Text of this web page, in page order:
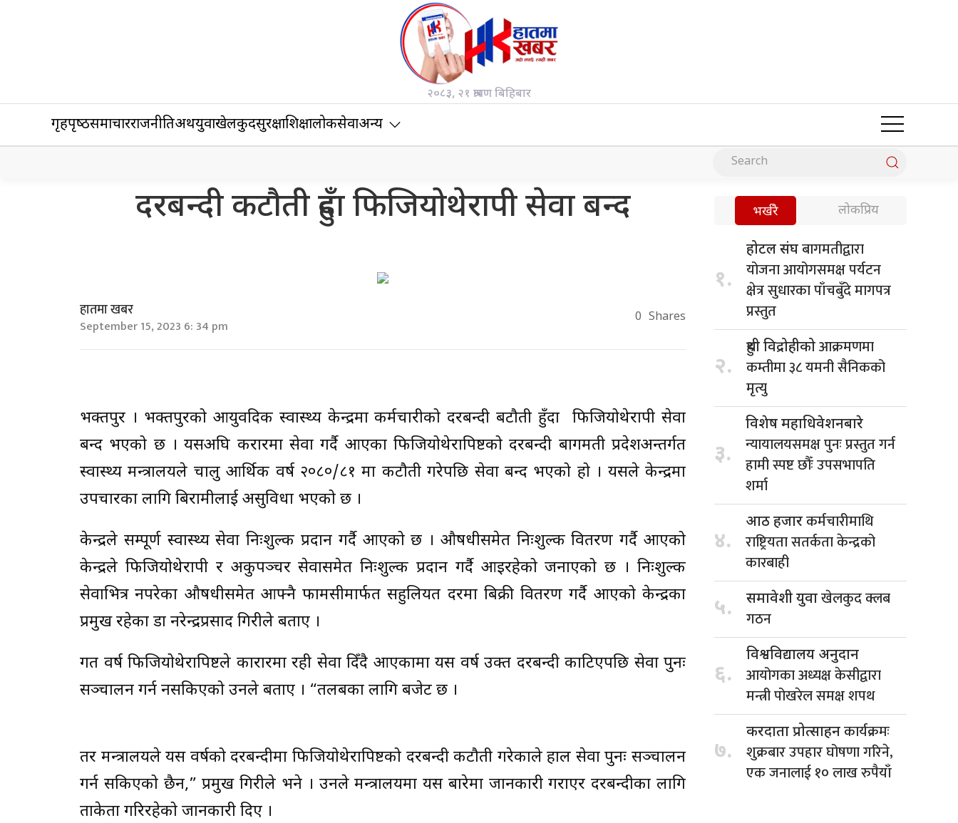
२०८३, २१ श्रावण बिहिबार
गृहपृष्‍ठसमाचारराजनीतिअर्थयुवाखेलकुदसुरक्षाशिक्षालोकसेवाअन्य
दरबन्दी कटौती हुँदा फिजियोथेरापी सेवा बन्द
हातमा खबर
September 15, 2023 6: 34 pm 0 Shares
भक्तपुर । भक्तपुरको आयुर्वेदिक स्वास्थ्य केन्द्रमा कर्मचारीको दरबन्दी बटौती हुँदा फिजियोथेरापी सेवा
बन्द भएको छ । यसअघि करारमा सेवा गर्दै आएका फिजियोथेरापिष्टको दरबन्दी बागमती प्रदेशअन्तर्गत
स्वास्थ्य मन्त्रालयले चालु आर्थिक वर्ष २०८०/८१ मा कटौती गरेपछि सेवा बन्द भएको हो । यसले केन्द्रमा
उपचारका लागि बिरामीलाई असुविधा भएको छ ।
केन्द्रले सम्पूर्ण स्वास्थ्य सेवा निःशुल्क प्रदान गर्दै आएको छ । औषधीसमेत निःशुल्क वितरण गर्दै आएको
केन्द्रले फिजियोथेरापी र अकुपञ्चर सेवासमेत निःशुल्क प्रदान गर्दै आइरहेको जनाएको छ । निःशुल्क
सेवाभित्र नपरेका औषधीसमेत आफ्नै फार्मेसीमार्फत सहुलियत दरमा बिक्री वितरण गर्दै आएको केन्द्रका
प्रमुख रहेका डा नरेन्द्रप्रसाद गिरीले बताए ।
गत वर्ष फिजियोथेरापिष्टले कारारमा रही सेवा दिँदै आएकामा यस वर्ष उक्त दरबन्दी काटिएपछि सेवा पुनः
सञ्चालन गर्न नसकिएको उनले बताए । “तलबका लागि बजेट छ ।
तर मन्त्रालयले यस वर्षको दरबन्दीमा फिजियोथेरापिष्टको दरबन्दी कटौती गरेकाले हाल सेवा पुनः सञ्चालन
गर्न सकिएको छैन,” प्रमुख गिरीले भने । उनले मन्त्रालयमा यस बारेमा जानकारी गराएर दरबन्दीका लागि
ताकेता गरिरहेको जानकारी दिए ।
भर्खरै लोकप्रिय
१.
होटल संघबागमतीद्वारा
योजना आयोगसमक्ष पर्यटन
क्षेत्र सुधारका पाँचबुँदे मागपत्र
प्रस्तुत
२.
हुथी विद्रोहीकोआक्रमणमा
कम्तीमा ३८ यमनी सैनिकको
मृत्यु
३.
विशेष महाधिवेशनबारे
न्यायालयसमक्ष पुनः प्रस्तुत गर्न
हामी स्पष्ट छौँः उपसभापति
शर्मा
४.
आठ हजारकर्मचारीमाथि
राष्ट्रियता सतर्कता केन्द्रको
कारबाही
५. समावेशी युवाखेलकुद क्लब
गठन
६.
विश्वविद्यालय अनुदान
आयोगका अध्यक्ष केसीद्वारा
मन्त्री पोखरेल समक्ष शपथ
७.
करदाता प्रोत्साहनकार्यक्रमः
शुक्रबार उपहार घोषणा गरिने,
एक जनालाई १० लाख रुपैयाँ